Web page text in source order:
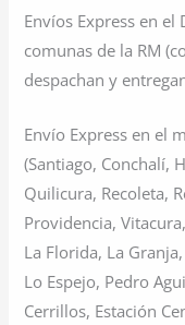
Envíos Express en
comunas de la RM
despachan y
Envío Express en el
(Santiago, Conchalí,
Quilicura, Recoleta,
Providencia,
La Florida, La
Lo Espejo, Pedro
Cerrillos, Estación